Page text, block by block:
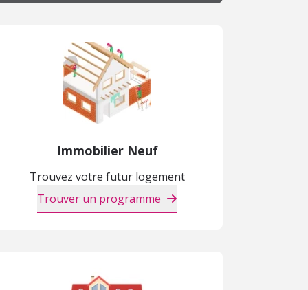
Immobilier Neuf
Trouvez votre futur logement
Trouver un programme